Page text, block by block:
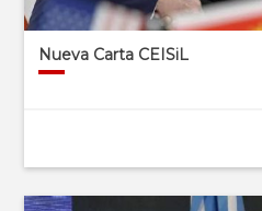
Nueva Carta CEISiL